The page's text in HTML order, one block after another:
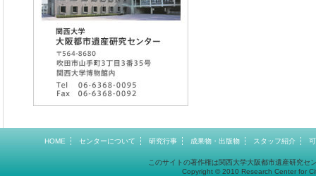
HOME センターについて 研究行事 成果物・出版物 スタッフ紹介
このサイトの著作権は関西大学大阪都市遺産研究
Copyright © 2010 Research Center for